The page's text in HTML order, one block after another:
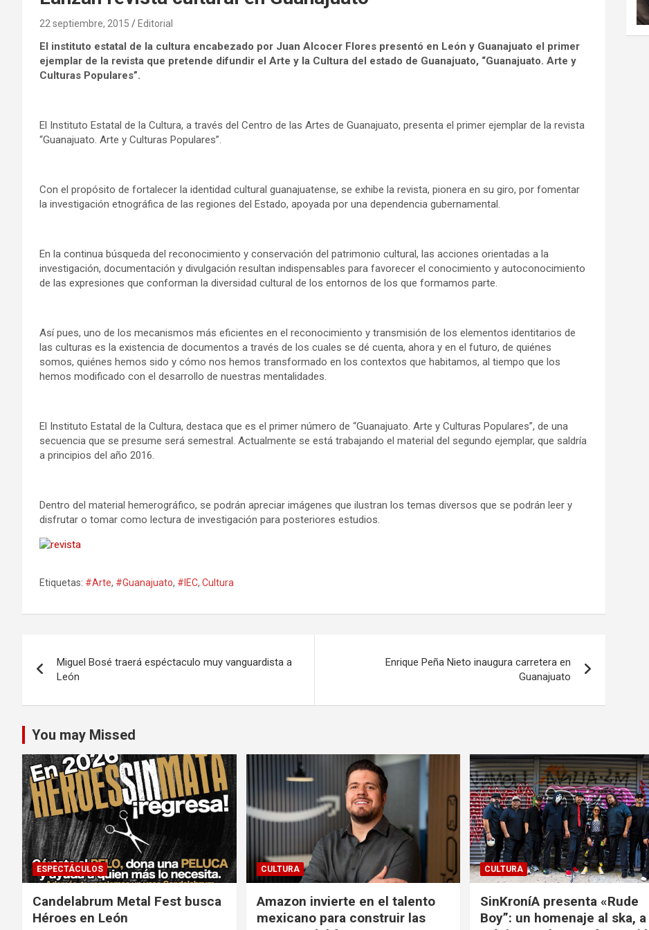
22 septiembre, 2015 Editorial
El instituto estatal de la cultura encabezado por Juan Alcocer Flores presentó en León y Guanajuato el primer
ejemplar de la revista que pretende difundir el Arte y la Cultura del estado de Guanajuato, “Guanajuato. Arte y
Culturas Populares”.
El Instituto Estatal de la Cultura, a través del Centro de las Artes de Guanajuato, presenta el primer ejemplar de la revista
“Guanajuato. Arte y Culturas Populares”.
Con el propósito de fortalecer la identidad cultural guanajuatense, se exhibe la revista, pionera en su giro, por fomentar
la investigación etnográfica de las regiones del Estado, apoyada por una dependencia gubernamental.
En la continua búsqueda del reconocimiento y conservación del patrimonio cultural, las acciones orientadas a la
investigación, documentación y divulgación resultan indispensables para favorecer el conocimiento y autoconocimiento
de las expresiones que conforman la diversidad cultural de los entornos de los que formamos parte.
Así pues, uno de los mecanismos más eficientes en el reconocimiento y transmisión de los elementos identitarios de
las culturas es la existencia de documentos a través de los cuales se dé cuenta, ahora y en el futuro, de quiénes
somos, quiénes hemos sido y cómo nos hemos transformado en los contextos que habitamos, al tiempo que los
hemos modificado con el desarrollo de nuestras mentalidades.
El Instituto Estatal de la Cultura, destaca que es el primer número de “Guanajuato. Arte y Culturas Populares”, de una
secuencia que se presume será semestral. Actualmente se está trabajando el material del segundo ejemplar, que saldría
a principios del año 2016.
Dentro del material hemerográfico, se podrán apreciar imágenes que ilustran los temas diversos que se podrán leer y
disfrutar o tomar como lectura de investigación para posteriores estudios.
Etiquetas: #Arte, #Guanajuato, #IEC, Cultura
de
entradas
Miguel Bosé traerá espéctaculo muy vanguardista a
León
Enrique Peña Nieto inaugura carretera en
Guanajuato
You may Missed
ESPECTÁCULOS
Candelabrum Metal Fest busca
Héroes en León
CULTURA
Amazon invierte en el talento
mexicano para construir las
CULTURA
SinKroníA presenta «Rude
Boy”: un homenaje al ska, a